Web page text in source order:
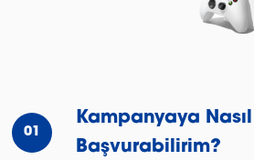
01
Kampanyaya Nasıl
Başvurabilirim?